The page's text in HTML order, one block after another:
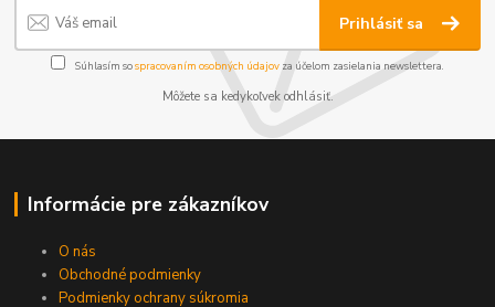
Prihlásiť sa
Súhlasím sospracovaním osobných údajov za účelom zasielania newslettera.
Môžete sa kedykoľvek odhlásiť.
Informácie pre zákazníkov
O nás
Obchodné podmienky
Podmienky ochrany súkromia